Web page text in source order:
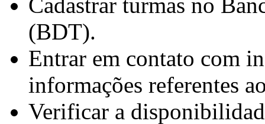
(BDT).
Entrar em contato com
informações referentes
Verificar a